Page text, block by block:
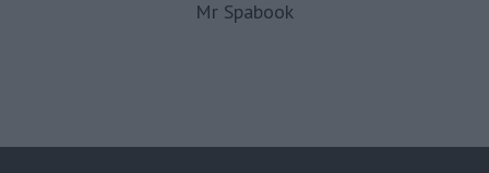
Mr Spabook